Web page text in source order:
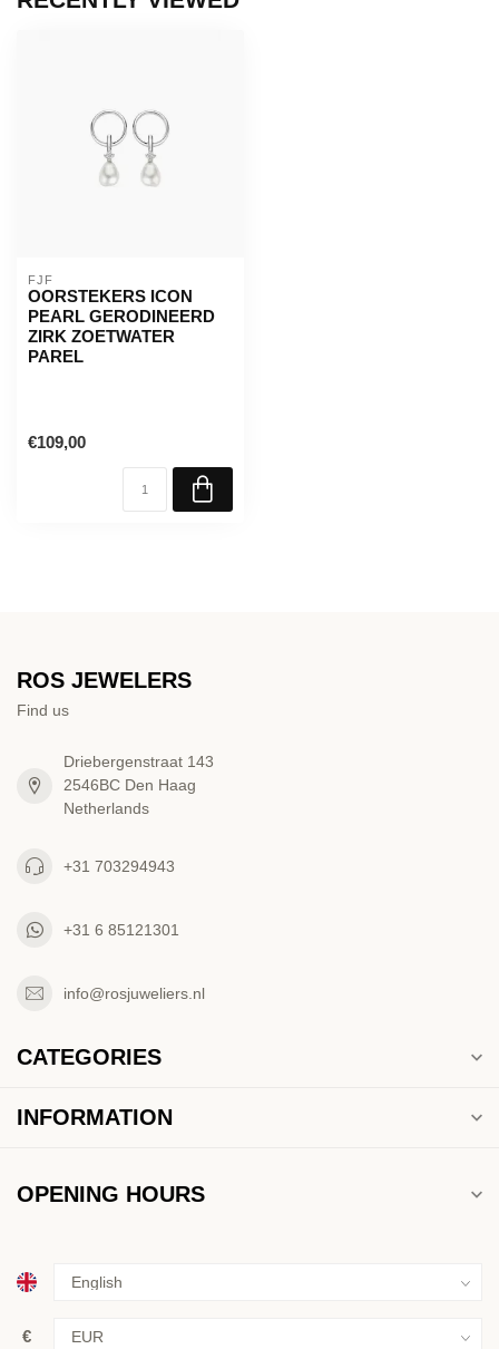
FJF
OORSTEKERS ICON
PEARL GERODINEERD
ZIRK ZOETWATER
PAREL
€109,00
ROS JEWELERS
Find us
Driebergenstraat 143
2546BC Den Haag
Netherlands
+31 703294943
+31 6 85121301
info@rosjuweliers.nl
CATEGORIES
INFORMATION
OPENING HOURS
€